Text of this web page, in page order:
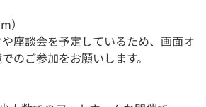
）
座談会を予定しているため、画面オ
のご参加をお願いします。